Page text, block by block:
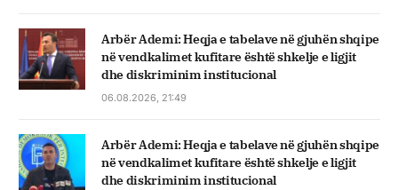
Arbër Ademi: Heqja e tabelave në gjuhën shqipe
në vendkalimet kufitare është shkelje e ligjit
dhe diskriminim institucional
06.08.2026, 21:49
Arbër Ademi: Heqja e tabelave në gjuhën shqipe
në vendkalimet kufitare është shkelje e ligjit
dhe diskriminim institucional